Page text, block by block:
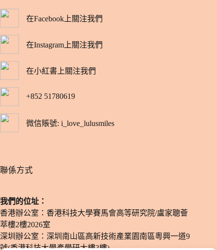
在Facebook上關注我們
在Instagram上關注我們
在小紅書上關注我們
+852 51780619
微信賬號: i_love_lulusmiles
​聯係方式
我們的位址：
香港辦公室：香港科技大學賽馬會高等研究院/盧家聰薈
萃樓2樓2026室
深圳辦公室：深圳南山區高新技術產業園南區粵興一道9
號(香港科技大學產學研大樓3樓)